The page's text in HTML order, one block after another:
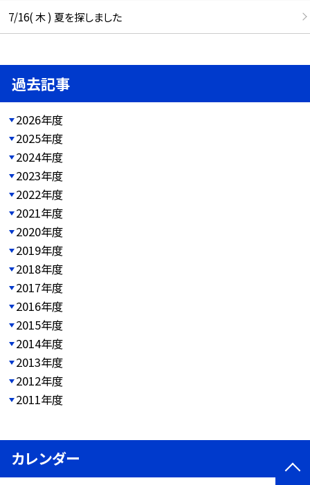
7/16( 木 ) 夏を探しました
過去記事
2026年度
2025年度
2024年度
2023年度
2022年度
2021年度
2020年度
2019年度
2018年度
2017年度
2016年度
2015年度
2014年度
2013年度
2012年度
2011年度
カレンダー